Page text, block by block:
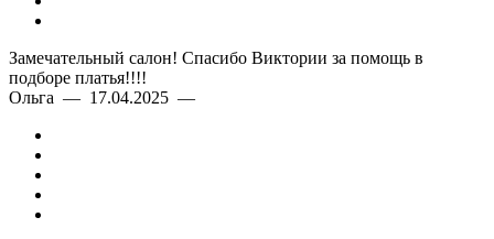
Замечательный салон! Спасибо Виктории за помощь в
подборе платья!!!!
Ольга — 17.04.2025 —